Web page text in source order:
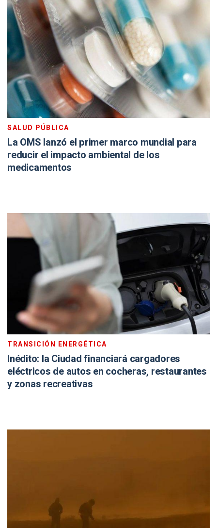
SALUD PÚBLICA
La OMS lanzó el primer marco mundial para
reducir el impacto ambiental de los
medicamentos
TRANSICIÓN ENERGÉTICA
Inédito: la Ciudad financiará cargadores
eléctricos de autos en cocheras, restaurantes
y zonas recreativas